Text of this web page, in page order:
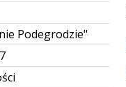
Podegrodzie"